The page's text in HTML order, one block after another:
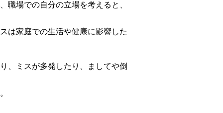
職場での自分の立場を考えると、
は家庭での生活や健康に影響した
、ミスが多発したり、ましてや倒